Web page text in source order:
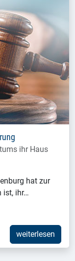
ihr Haus
hat zur
ist, ihr…
weiterlesen